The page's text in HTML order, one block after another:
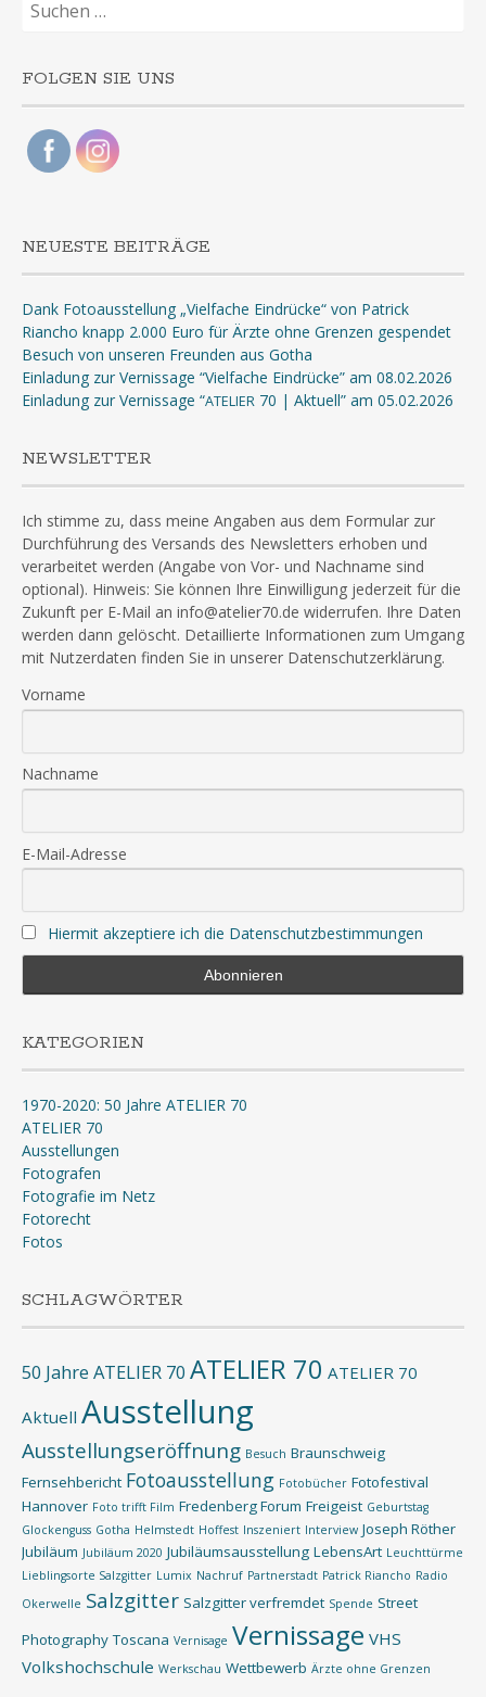
nach:
FOLGEN SIE UNS
NEUESTE BEITRÄGE
Dank Fotoausstellung „Vielfache Eindrücke“ von Patrick
Riancho knapp 2.000 Euro für Ärzte ohne Grenzen gespendet
Besuch von unseren Freunden aus Gotha
Einladung zur Vernissage “Vielfache Eindrücke” am 08.02.2026
Einladung zur Vernissage “ATELIER 70 | Aktuell” am 05.02.2026
NEWSLETTER
Ich stimme zu, dass meine Angaben aus dem Formular zur
Durchführung des Versands des Newsletters erhoben und
verarbeitet werden (Angabe von Vor- und Nachname sind
optional). Hinweis: Sie können Ihre Einwilligung jederzeit für die
Zukunft per E-Mail an info@atelier70.de widerrufen. Ihre Daten
werden dann gelöscht. Detaillierte Informationen zum Umgang
mit Nutzerdaten finden Sie in unserer Datenschutzerklärung.
Vorname
Nachname
E-Mail-Adresse
Hiermit akzeptiere ich die Datenschutzbestimmungen
KATEGORIEN
1970-2020: 50 Jahre ATELIER 70
ATELIER 70
Ausstellungen
Fotografen
Fotografie im Netz
Fotorecht
Fotos
SCHLAGWÖRTER
50 Jahre ATELIER 70 ATELIER 70 ATELIER 70
Aktuell Ausstellung
Ausstellungseröffnung Besuch Braunschweig
Fernsehbericht Fotoausstellung Fotobücher Fotofestival
Hannover Foto trifft Film Fredenberg Forum Freigeist Geburtstag
Glockenguss Gotha Helmstedt Hoffest Inszeniert Interview Joseph Röther
Jubiläum Jubiläum 2020 Jubiläumsausstellung LebensArt Leuchttürme
Lieblingsorte Salzgitter Lumix Nachruf Partnerstadt Patrick Riancho Radio
Okerwelle Salzgitter Salzgitter verfremdet Spende Street
Photography Toscana Vernisage Vernissage VHS
Volkshochschule Werkschau Wettbewerb Ärzte ohne Grenzen